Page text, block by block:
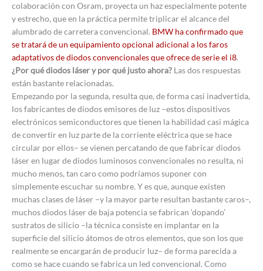
colaboración con Osram, proyecta un haz especialmente potente
y estrecho, que en la práctica permite triplicar el alcance del
alumbrado de carretera convencional. BMW ha confirmado que
se tratará de un equipamiento opcional adicional a los faros
adaptativos de diodos convencionales que ofrece de serie el i8.
¿Por qué diodos láser y por qué justo ahora? Las dos respuestas
están bastante relacionadas.
Empezando por la segunda, resulta que, de forma casi inadvertida,
los fabricantes de diodos emisores de luz –estos dispositivos
electrónicos semiconductores que tienen la habilidad casi mágica
de convertir en luz parte de la corriente eléctrica que se hace
circular por ellos– se vienen percatando de que fabricar diodos
láser en lugar de diodos luminosos convencionales no resulta, ni
mucho menos, tan caro como podríamos suponer con
simplemente escuchar su nombre. Y es que, aunque existen
muchas clases de láser –y la mayor parte resultan bastante caros–,
muchos diodos láser de baja potencia se fabrican ‘dopando’
sustratos de silicio –la técnica consiste en implantar en la
superficie del silicio átomos de otros elementos, que son los que
realmente se encargarán de producir luz– de forma parecida a
como se hace cuando se fabrica un led convencional. Como